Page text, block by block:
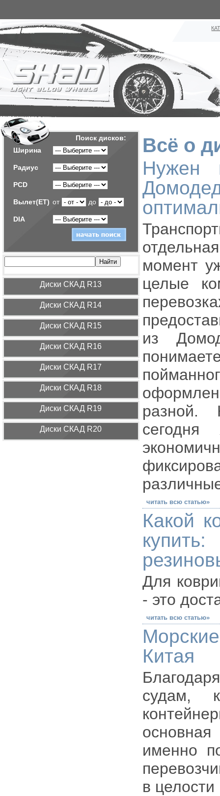
Поиск дисков:
Ширина
Радиус
PCD
Вылет(ET) от до
DIA
Диcки СКАД R13
Диcки СКАД R14
Диcки СКАД R15
Диcки СКАД R16
Диcки СКАД R17
Диcки СКАД R18
Диcки СКАД R19
Диcки СКАД R20
Всё о
Нужен
момент
целые
из
разной.
читать всю статью»
Какой
Для
- это
читать всю статью»
Китая
судам,
именно
в